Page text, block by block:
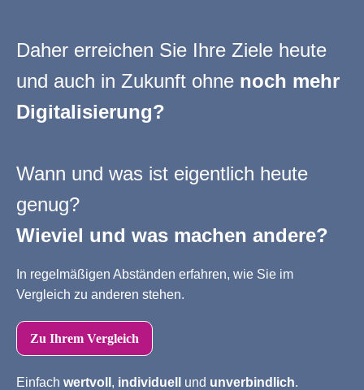
Daher erreichen Sie Ihre Ziele heute
und auch in Zukunft ohne noch mehr
Digitalisierung?
Wann und was ist eigentlich heute
genug?
Wieviel und was machen andere?
In regel­mäßigen Abständen erfahren, wie Sie im
Vergleich zu anderen stehen.
Zu Ihrem Vergleich
Einfach wertvoll , individuell und unverbindlich.